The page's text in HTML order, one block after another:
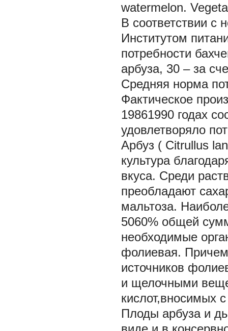
watermelon.
В соответствии
Институтом
потребности
арбуза, 30 – за
Средняя норма
Фактическое
19861990 годах
удовлетворяло
Арбуз ( Citrullus
культура
вкуса. Среди
преобладают
мальтоза.
5060% общей
необходимые
фолиевая.
источников
и щелочными
кислот,вносимых
Плоды арбуза и